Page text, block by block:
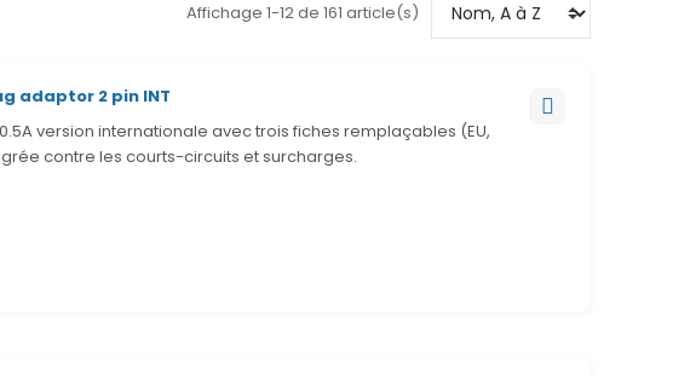
Affichage 1-12 de 161 article(s)
adaptor 2 pin INT
version internationale avec trois fiches remplaçables (EU,
contre les courts-circuits et surcharges.